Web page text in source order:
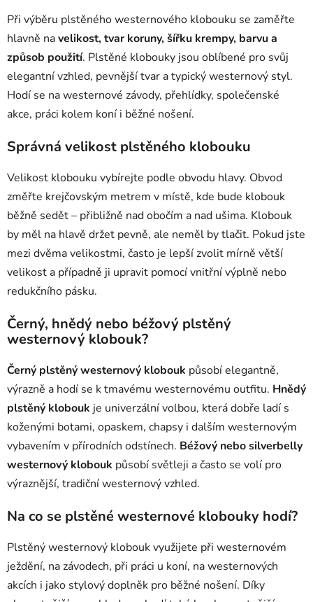
c
í
p
r
v
k
y
ý
i
s
u
Při výběru plstěného westernového klobouku se zaměřte
hlavně navelikost, tvar koruny, šířku krempy, barvu a
způsob použití. Plstěné klobouky jsou oblíbené pro svůj
elegantní vzhled, pevnější tvar a typický westernový styl.
Hodí se na westernové závody, přehlídky, společenské
akce, práci kolem koní i běžné nošení.
Správná velikost plstěného klobouku
Velikost klobouku vybírejte podle obvodu hlavy. Obvod
změřte krejčovským metrem v místě, kde bude klobouk
běžně sedět – přibližně nad obočím a nad ušima. Klobouk
by měl na hlavě držet pevně, ale neměl by tlačit. Pokud jste
mezi dvěma velikostmi, často je lepší zvolit mírně větší
velikost a případně ji upravit pomocí vnitřní výplně nebo
redukčního pásku.
Černý, hnědý nebo béžový plstěný
westernový klobouk?
Černý plstěný westernový klobouk působí elegantně,
výrazně a hodí se k tmavému westernovému outfitu. Hnědý
plstěný klobouk je univerzální volbou, která dobře ladí s
koženými botami, opaskem, chapsy i dalším westernovým
vybavením v přírodních odstínech. Béžový nebo silverbelly
westernový klobouk působí světleji a často se volí pro
výraznější, tradiční westernový vzhled.
Na co se plstěné westernové klobouky hodí?
Plstěný westernový klobouk využijete při westernovém
ježdění, na závodech, při práci u koní, na westernových
akcích i jako stylový doplněk pro běžné nošení. Díky